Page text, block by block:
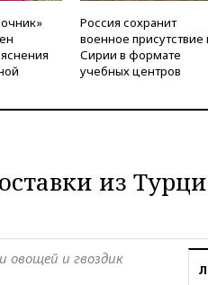
Россия сохранит
военное присутствие
Сирии в формате
учебных центров
из
овощей и гвоздик